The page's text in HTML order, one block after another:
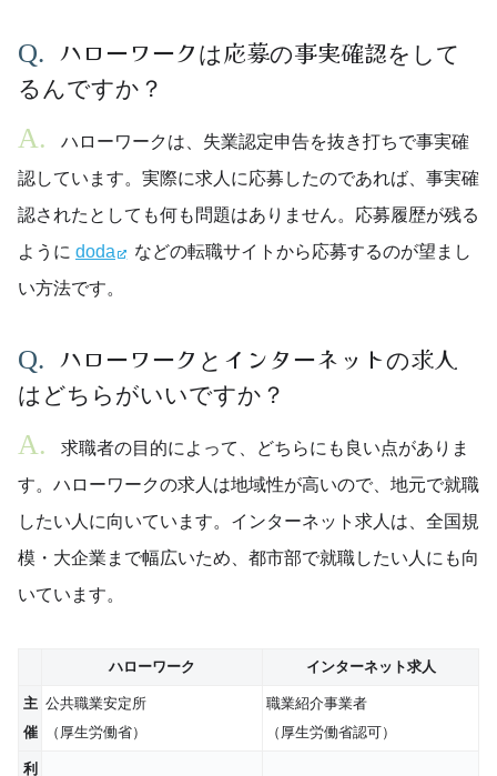
ハローワークは応募の事実確認をして
るんですか？
ハローワークは、失業認定申告を抜き打ちで事実確
認しています。実際に求人に応募したのであれば、事実確
認されたとしても何も問題はありません。応募履歴が残る
ように doda
などの転職サイトから応募するのが望まし
い方法です。
ハローワークとインターネットの求人
はどちらがいいですか？
求職者の目的によって、どちらにも良い点がありま
す。ハローワークの求人は地域性が高いので、地元で就職
したい人に向いています。インターネット求人は、全国規
模・大企業まで幅広いため、都市部で就職したい人にも向
いています。
ハローワーク インターネット求人
主
催
公共職業安定所
（厚生労働省）
職業紹介事業者
（厚生労働省認可）
利